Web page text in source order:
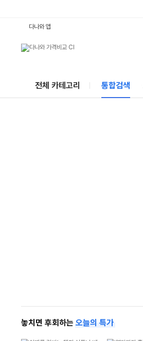
다나와 앱
전체 카테고리 통합검색
놓치면 후회하는 오늘의 특가